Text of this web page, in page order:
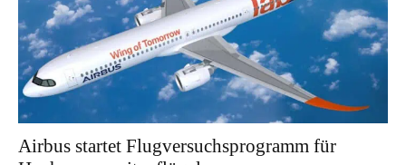
Airbus startet Flugversuchsprogramm für